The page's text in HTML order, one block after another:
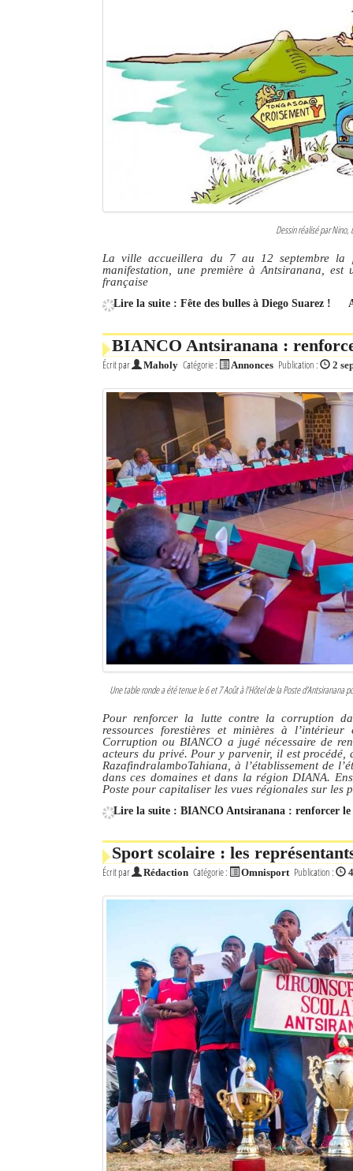
Dessin réalisé par Nino,
La ville accueillera du 7 au 12 septembre la
manifestation, une première à Antsiranana,
française
Lire la suite : Fête des bulles à Diego Suarez !
BIANCO Antsiranana :
Écrit par Maholy Catégorie : Annonces Publication : 2
Une table ronde a été tenue le 6 et 7 Août à l’Hôtel de la Poste d'Antsiranana
Pour renforcer la lutte contre la corruption
ressources forestières et minières à
Corruption ou BIANCO a jugé nécessaire de
acteurs du privé. Pour y parvenir, il est procédé,
RazafindralamboTahiana, à l’établissement de
dans ces domaines et dans la région DIANA.
Poste pour capitaliser les vues régionales sur les
Lire la suite : BIANCO Antsiranana : renforcer le
Sport scolaire : les
Écrit par Rédaction Catégorie : Omnisport Publication :